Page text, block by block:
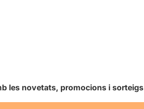
les novetats, promocions i sorteigs